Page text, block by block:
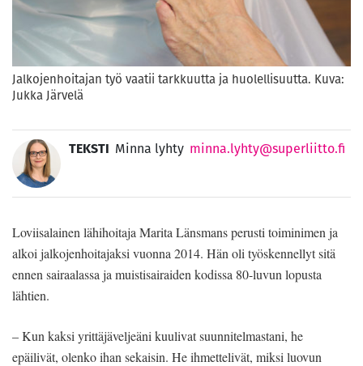
Jalkojenhoitajan työ vaatii tarkkuutta ja huolellisuutta. Kuva:
Jukka Järvelä
TEKSTI Minna lyhty minna.lyhty@superliitto.fi
Loviisalainen lähihoitaja Marita Länsmans perusti toiminimen ja
alkoi jalkojenhoitajaksi vuonna 2014. Hän oli työskennellyt sitä
ennen sairaalassa ja muistisairaiden kodissa 80-luvun lopusta
lähtien.
– Kun kaksi yrittäjäveljeäni kuulivat suunnitelmastani, he
epäilivät, olenko ihan sekaisin. He ihmettelivät, miksi luovun